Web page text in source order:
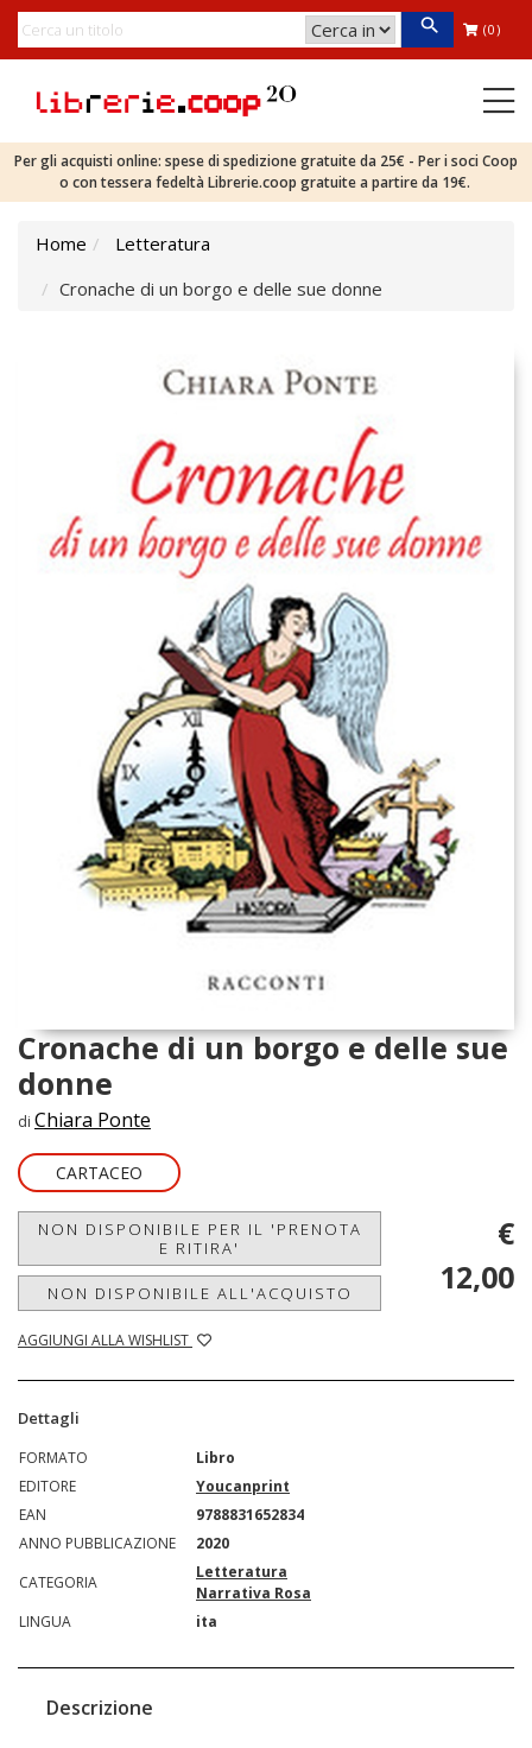
(0)
Per gli acquisti online: spese di spedizione gratuite da 25€ - Per i soci Coop
o con tessera fedeltà Librerie.coop gratuite a partire da 19€.
Home
Letteratura
Cronache di un borgo e delle sue donne
Cronache di un borgo e delle sue
donne
di Chiara Ponte
CARTACEO
NON DISPONIBILE PER IL 'PRENOTA
E RITIRA'
NON DISPONIBILE ALL'ACQUISTO
AGGIUNGI ALLA WISHLIST
€
12,00
Dettagli
FORMATO
Libro
EDITORE
Youcanprint
EAN
9788831652834
ANNO PUBBLICAZIONE
2020
CATEGORIA
Letteratura
Narrativa Rosa
LINGUA
ita
Descrizione